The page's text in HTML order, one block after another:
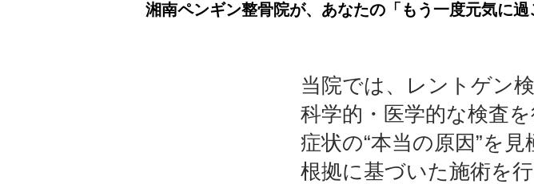
湘南ペンギン整骨院が、あなたの「もう一度元気に過
当院では、レントゲン
科学的・医学的な検査
症状の“本当の原因”を見
根拠に基づいた施術を行